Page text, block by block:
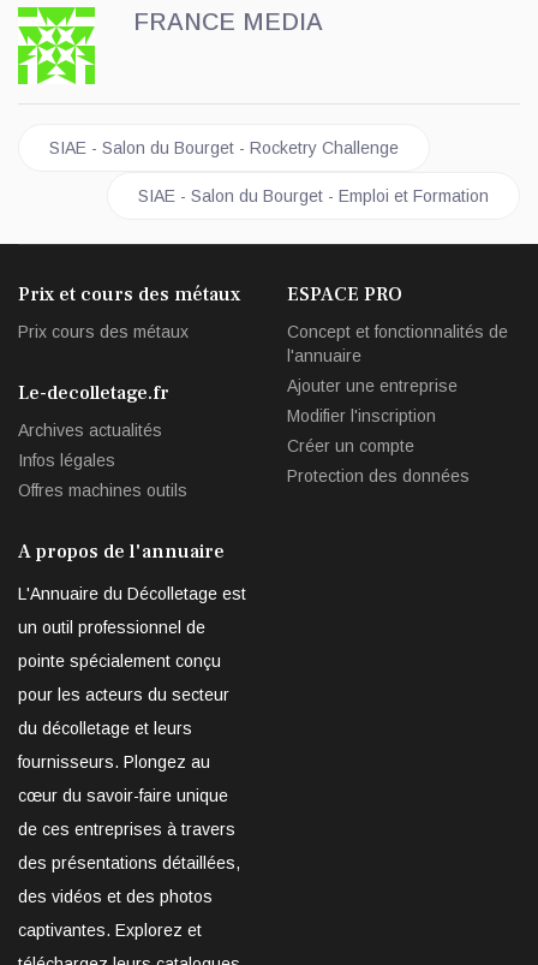
FRANCE MEDIA
Article précédent : SIAE - Salon du Bourget - Rocketry
SIAE - Salon du Bourget - Rocketry Challenge
Article suivant : SIAE - Salon du Bourget - Emploi et
SIAE - Salon du Bourget - Emploi et Formation
Prix et cours des métaux
Prix cours des métaux
Le-decolletage.fr
Archives actualités
Infos légales
Offres machines outils
ESPACE PRO
Concept et fonctionnalités de
l'annuaire
Ajouter une entreprise
Modifier l'inscription
Créer un compte
Protection des données
A propos de l'annuaire
L'Annuaire du Décolletage est
un outil professionnel de
pointe spécialement conçu
pour les acteurs du secteur
du décolletage et leurs
fournisseurs. Plongez au
cœur du savoir-faire unique
de ces entreprises à travers
des présentations détaillées,
des vidéos et des photos
captivantes. Explorez et